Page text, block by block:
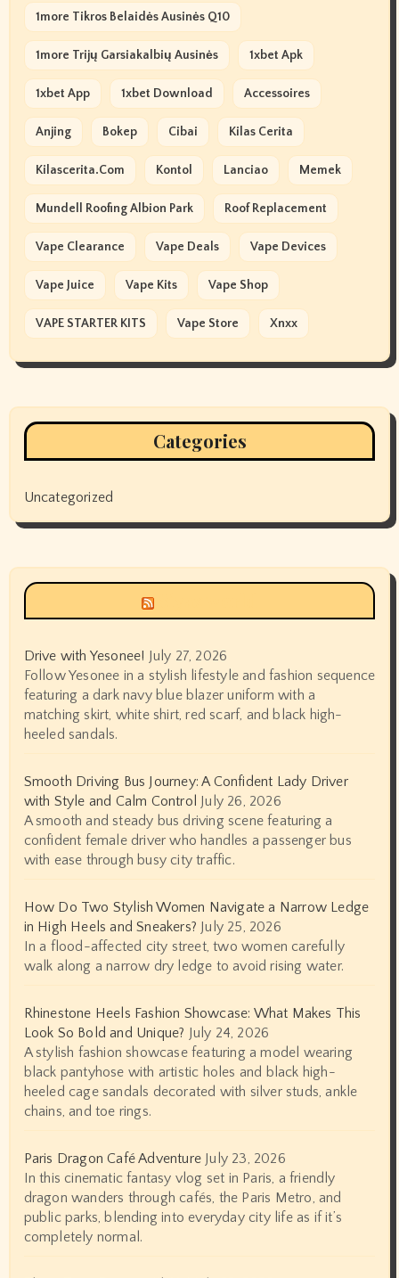
1more Tikros Belaidės Ausinės Q10
1more Trijų Garsiakalbių Ausinės 1xbet Apk
1xbet App 1xbet Download Accessoires
Anjing Bokep Cibai Kilas Cerita
Kilascerita.com Kontol Lanciao Memek
Mundell Roofing Albion Park Roof Replacement
Vape Clearance Vape Deals Vape Devices
Vape Juice Vape Kits Vape Shop
VAPE STARTER KITS Vape Store Xnxx
Categories
Uncategorized
Drive with Yesonee! July 27, 2026
Follow Yesonee in a stylish lifestyle and fashion sequence
featuring a dark navy blue blazer uniform with a
matching skirt, white shirt, red scarf, and black high-
heeled sandals.
Smooth Driving Bus Journey: A Confident Lady Driver
with Style and Calm Control July 26, 2026
A smooth and steady bus driving scene featuring a
confident female driver who handles a passenger bus
with ease through busy city traffic.
How Do Two Stylish Women Navigate a Narrow Ledge
in High Heels and Sneakers? July 25, 2026
In a flood-affected city street, two women carefully
walk along a narrow dry ledge to avoid rising water.
Rhinestone Heels Fashion Showcase: What Makes This
Look So Bold and Unique? July 24, 2026
A stylish fashion showcase featuring a model wearing
black pantyhose with artistic holes and black high-
heeled cage sandals decorated with silver studs, ankle
chains, and toe rings.
Paris Dragon Café Adventure July 23, 2026
In this cinematic fantasy vlog set in Paris, a friendly
dragon wanders through cafés, the Paris Metro, and
public parks, blending into everyday city life as if it’s
completely normal.